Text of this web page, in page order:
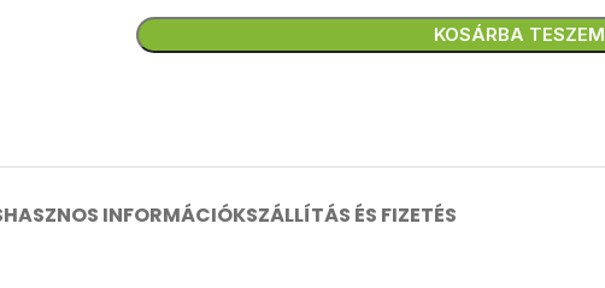
KOSÁRBA TESZEM
HASZNOS INFORMÁCIÓKSZÁLLÍTÁS ÉS FIZETÉS